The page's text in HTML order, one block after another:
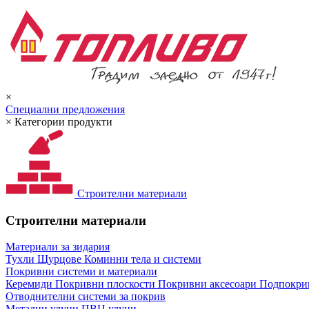
×
Специални предложения
× Категории продукти
Строителни материали
Строителни материали
Материали за зидария
Тухли Щурцове Коминни тела и системи
Покривни системи и материали
Керемиди Покривни плоскости Покривни аксесоари
Отводнителни системи за покрив